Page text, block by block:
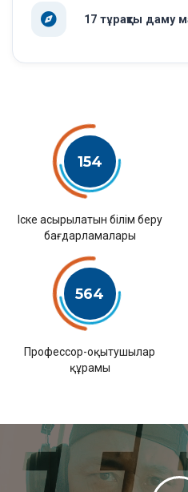
17 тұрақты даму
154
Іске асырылатын білім беру
бағдарламалары
564
Профессор-оқытушылар
құрамы